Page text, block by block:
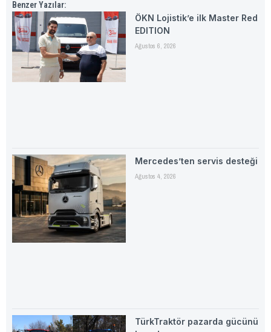
Benzer Yazılar:
ÖKN Lojistik’e ilk Master Red
EDITION
Ağustos 6, 2026
Mercedes’ten servis desteği
Ağustos 4, 2026
TürkTraktör pazarda gücünü